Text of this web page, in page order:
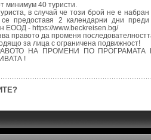
минимум 40 туристи.
в случай че този брой не е
предоставя 2 календарни дни
ЕООД - https://www.beckreisen.bg/
правото да променя
за лица с ограничена подвижност!
НА ПРОМЕНИ ПО ПРОГРАМАТА
!